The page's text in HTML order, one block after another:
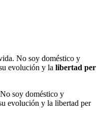
No soy doméstico y
evolución y la libertad per
soy doméstico y
evolución y la libertad per